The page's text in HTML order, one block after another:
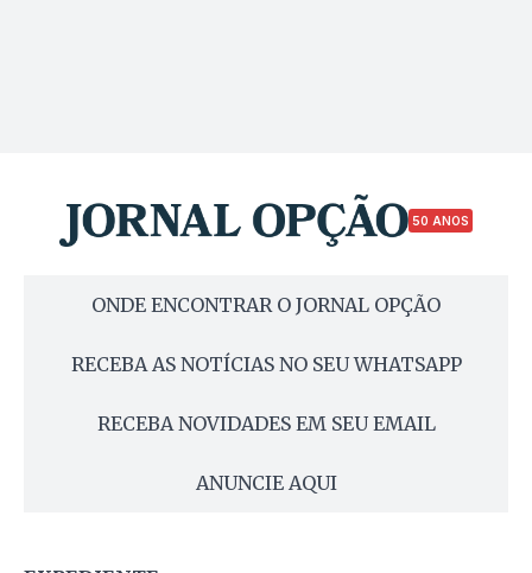
50 ANOS
ONDE ENCONTRAR O JORNAL OPÇÃO
RECEBA AS NOTÍCIAS NO SEU WHATSAPP
RECEBA NOVIDADES EM SEU EMAIL
ANUNCIE AQUI